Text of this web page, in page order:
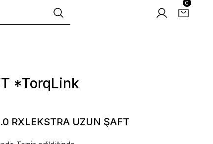
0
*TorqLink
RXLEKSTRA UZUN ŞAFT